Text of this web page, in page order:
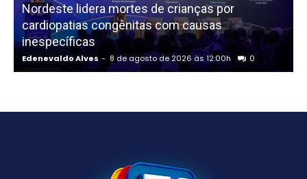
Nordeste lidera mortes de crianças por
cardiopatias congênitas com causas
inespecíficas
Edenevaldo Alves - 8 de agosto de 2026 às 12:00h 0